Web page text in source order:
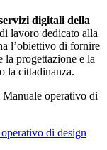
digitali della
lavoro dedicato alla
l’obiettivo di fornire
progettazione e la
la cittadinanza.
operativo di
di design